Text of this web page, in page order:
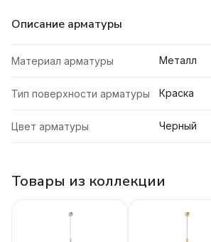
Описание арматуры
Материал арматуры Металл
Тип поверхности арматуры Краска
Цвет арматуры Черный
Товары из коллекции